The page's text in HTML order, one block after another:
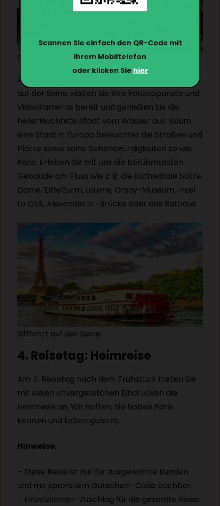
Stadtteil La Defense
Am frühen Abend beginnt unsere Schiff fahrt
auf der Seine. Halten Sie Ihre Fotoapparate und
Videokameras bereit und genießen Sie die
hellerleuchtete Stadt vom Wasser aus. Kaum
eine Stadt in Europa beleuchtet die Straßen und
Plätze sowie seine Sehenswürdigkeiten so wie
Paris. Erleben Sie mit uns die berühmtesten
Gebäude am Fluss wie z. B. die Kathedrale Notre
Dame, Eiffelturm, Louvre, Orsay-Museum, Insel
La Cité, Alexander III.-Brücke oder das Rathaus.
Sifffahrt auf der Seine
4. Reisetag: Heimreise
Am 4. Reisetag nach dem Frühstück treten Sie
mit vielen unvergesslichen Eindrücken die
Heimreise an. Wir hoffen, Sie haben Paris
kennen und lieben gelernt.
Hinweise:
– Diese Reise ist nur für ausgewählte Kunden
und mit speziellem Gutschein-Code buchbar.
– Einzelzimmer-Zuschlag für die gesamte Reise:
Scannen Sie einfach den QR-Code mit
Ihrem Mobiltelefon
oder klicken Sie hier